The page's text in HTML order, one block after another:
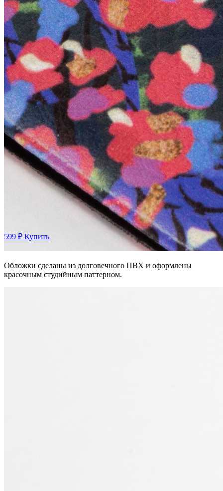
599 ₽ Купить
Обложки сделаны из долговечного ПВХ и оформлены
красочным студийным паттерном.